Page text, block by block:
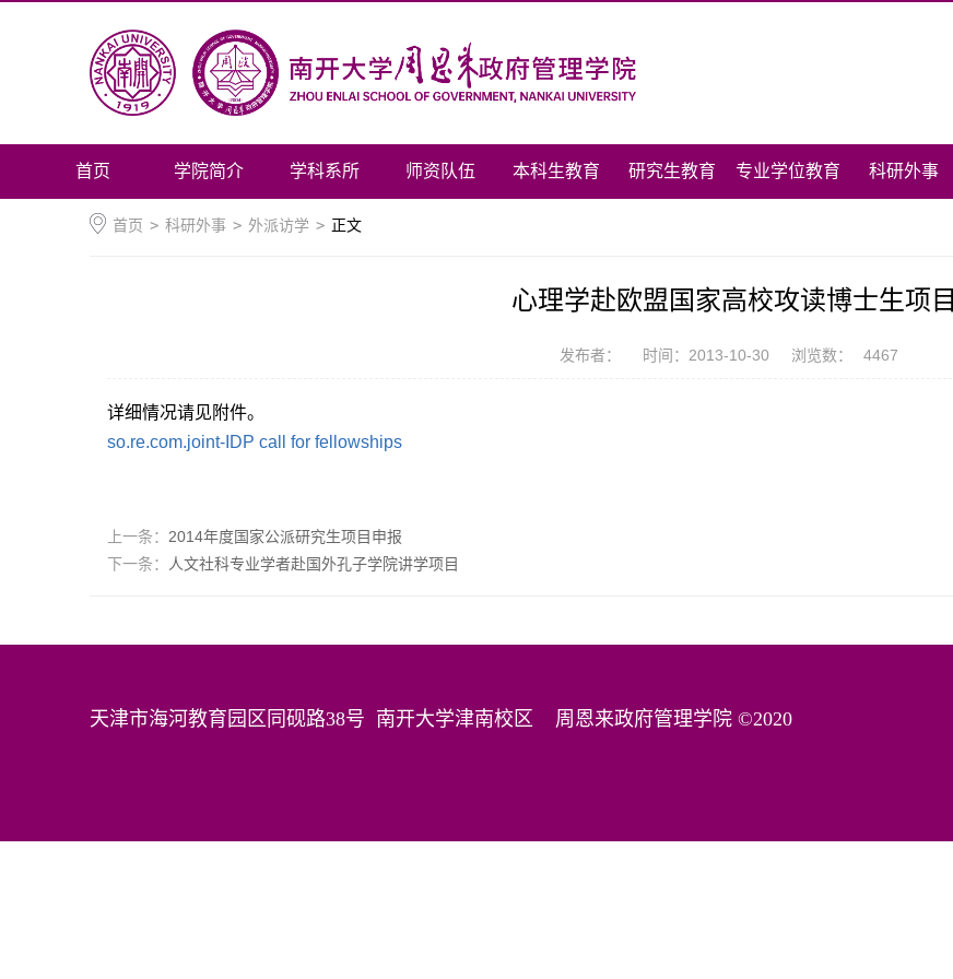
首页 学院简介 学科系所 师资队伍 本科生教育 研究生教育 专业学位教育 科研外事
首页 > 科研外事 > 外派访学 > 正文
心理学赴欧盟国家高校攻读博士生项目
发布者： 时间：2013-10-30 浏览数： 4467
详细情况请见附件。
so.re.com.joint-IDP call for fellowships
上一条： 2014年度国家公派研究生项目申报
下一条：
人文社科专业学者赴国外孔子学院讲学项目
天津市海河教育园区同砚路38号 南开大学津南校区 周恩来政府管理学院 ©2020